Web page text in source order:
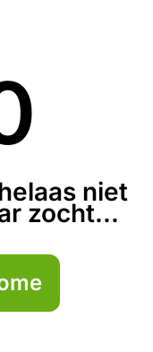
niet
zocht...